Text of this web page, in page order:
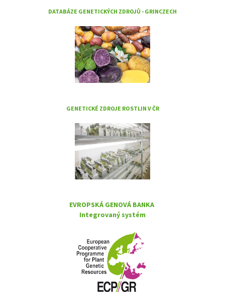
DATABÁZE GENETICKÝCH ZDROJŮ - GRINCZECH
GENETICKÉ ZDROJE ROSTLIN V ČR
EVROPSKÁ GENOVÁ BANKA
Integrovaný systém